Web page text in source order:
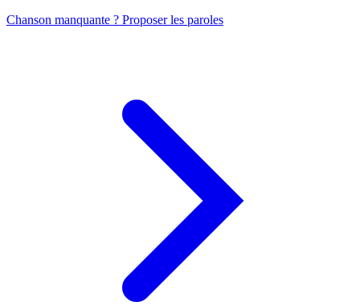
Chanson manquante ? Proposer les paroles